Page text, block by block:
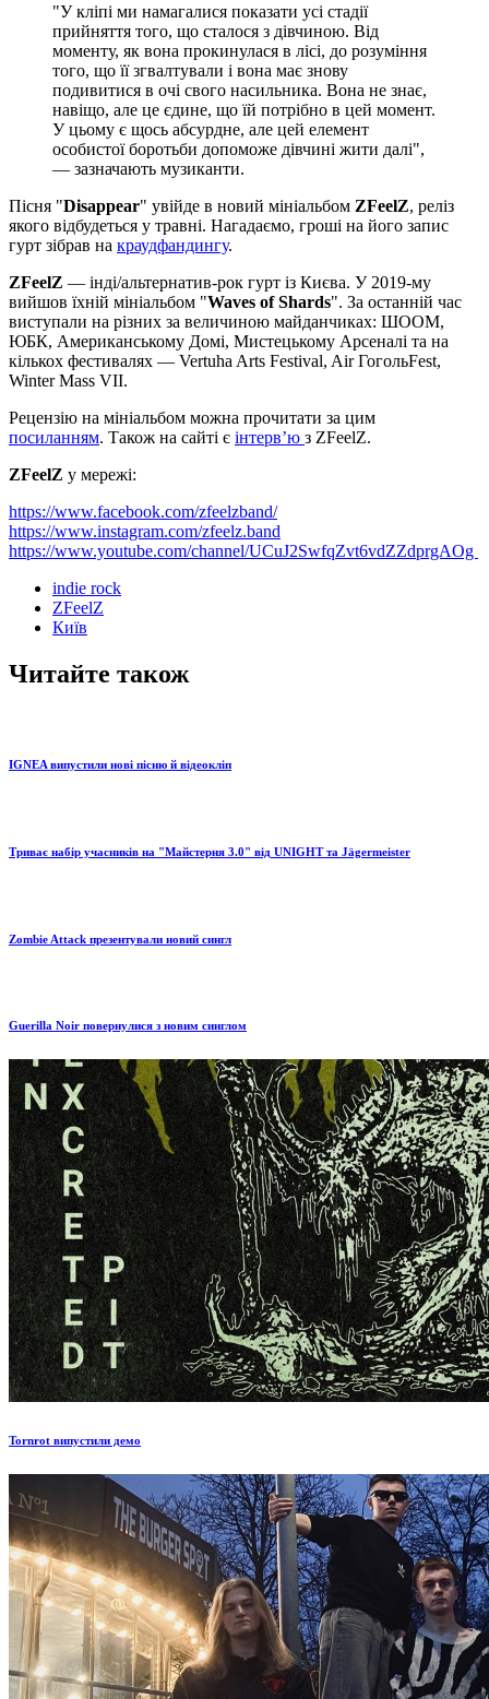
"У кліпі ми намагалися показати усі стадії
прийняття того, що сталося з дівчиною. Від
моменту, як вона прокинулася в лісі, до розуміння
того, що її згвалтували і вона має знову
подивитися в очі свого насильника. Вона не знає,
навіщо, але це єдине, що їй потрібно в цей момент.
У цьому є щось абсурдне, але цей елемент
особистої боротьби допоможе дівчині жити далі",
— зазначають музиканти.
Пісня "Disappear" увійде в новий мініальбом ZFeelZ, реліз
якого відбудеться у травні. Нагадаємо, гроші на його запис
гурт зібрав на краудфандингу.
ZFeelZ — інді/альтернатив-рок гурт із Києва. У 2019-му
вийшов їхній мініальбом "Waves of Shards". За останній час
виступали на різних за величиною майданчиках: ШООМ,
ЮБК, Американському Домі, Мистецькому Арсеналі та на
кількох фестивалях — Vertuha Arts Festival, Air ГогольFest,
Winter Mass VII.
Рецензію на мініальбом можна прочитати за цим
посиланням. Також на сайті є інтерв’ю з ZFeelZ.
ZFeelZ у мережі:
https://www.facebook.com/zfeelzband/
https://www.instagram.com/zfeelz.band
https://www.youtube.com/channel/UCuJ2SwfqZvt6vdZZdprgAOg
indie rock
ZFeelZ
Київ
Читайте також
IGNEA випустили нові пісню й відеокліп
Триває набір учасників на "Майстерня 3.0" від UNIGHT та Jägermeister
Zombie Attack презентували новий сингл
Guerilla Noir повернулися з новим синглом
Tornrot випустили демо